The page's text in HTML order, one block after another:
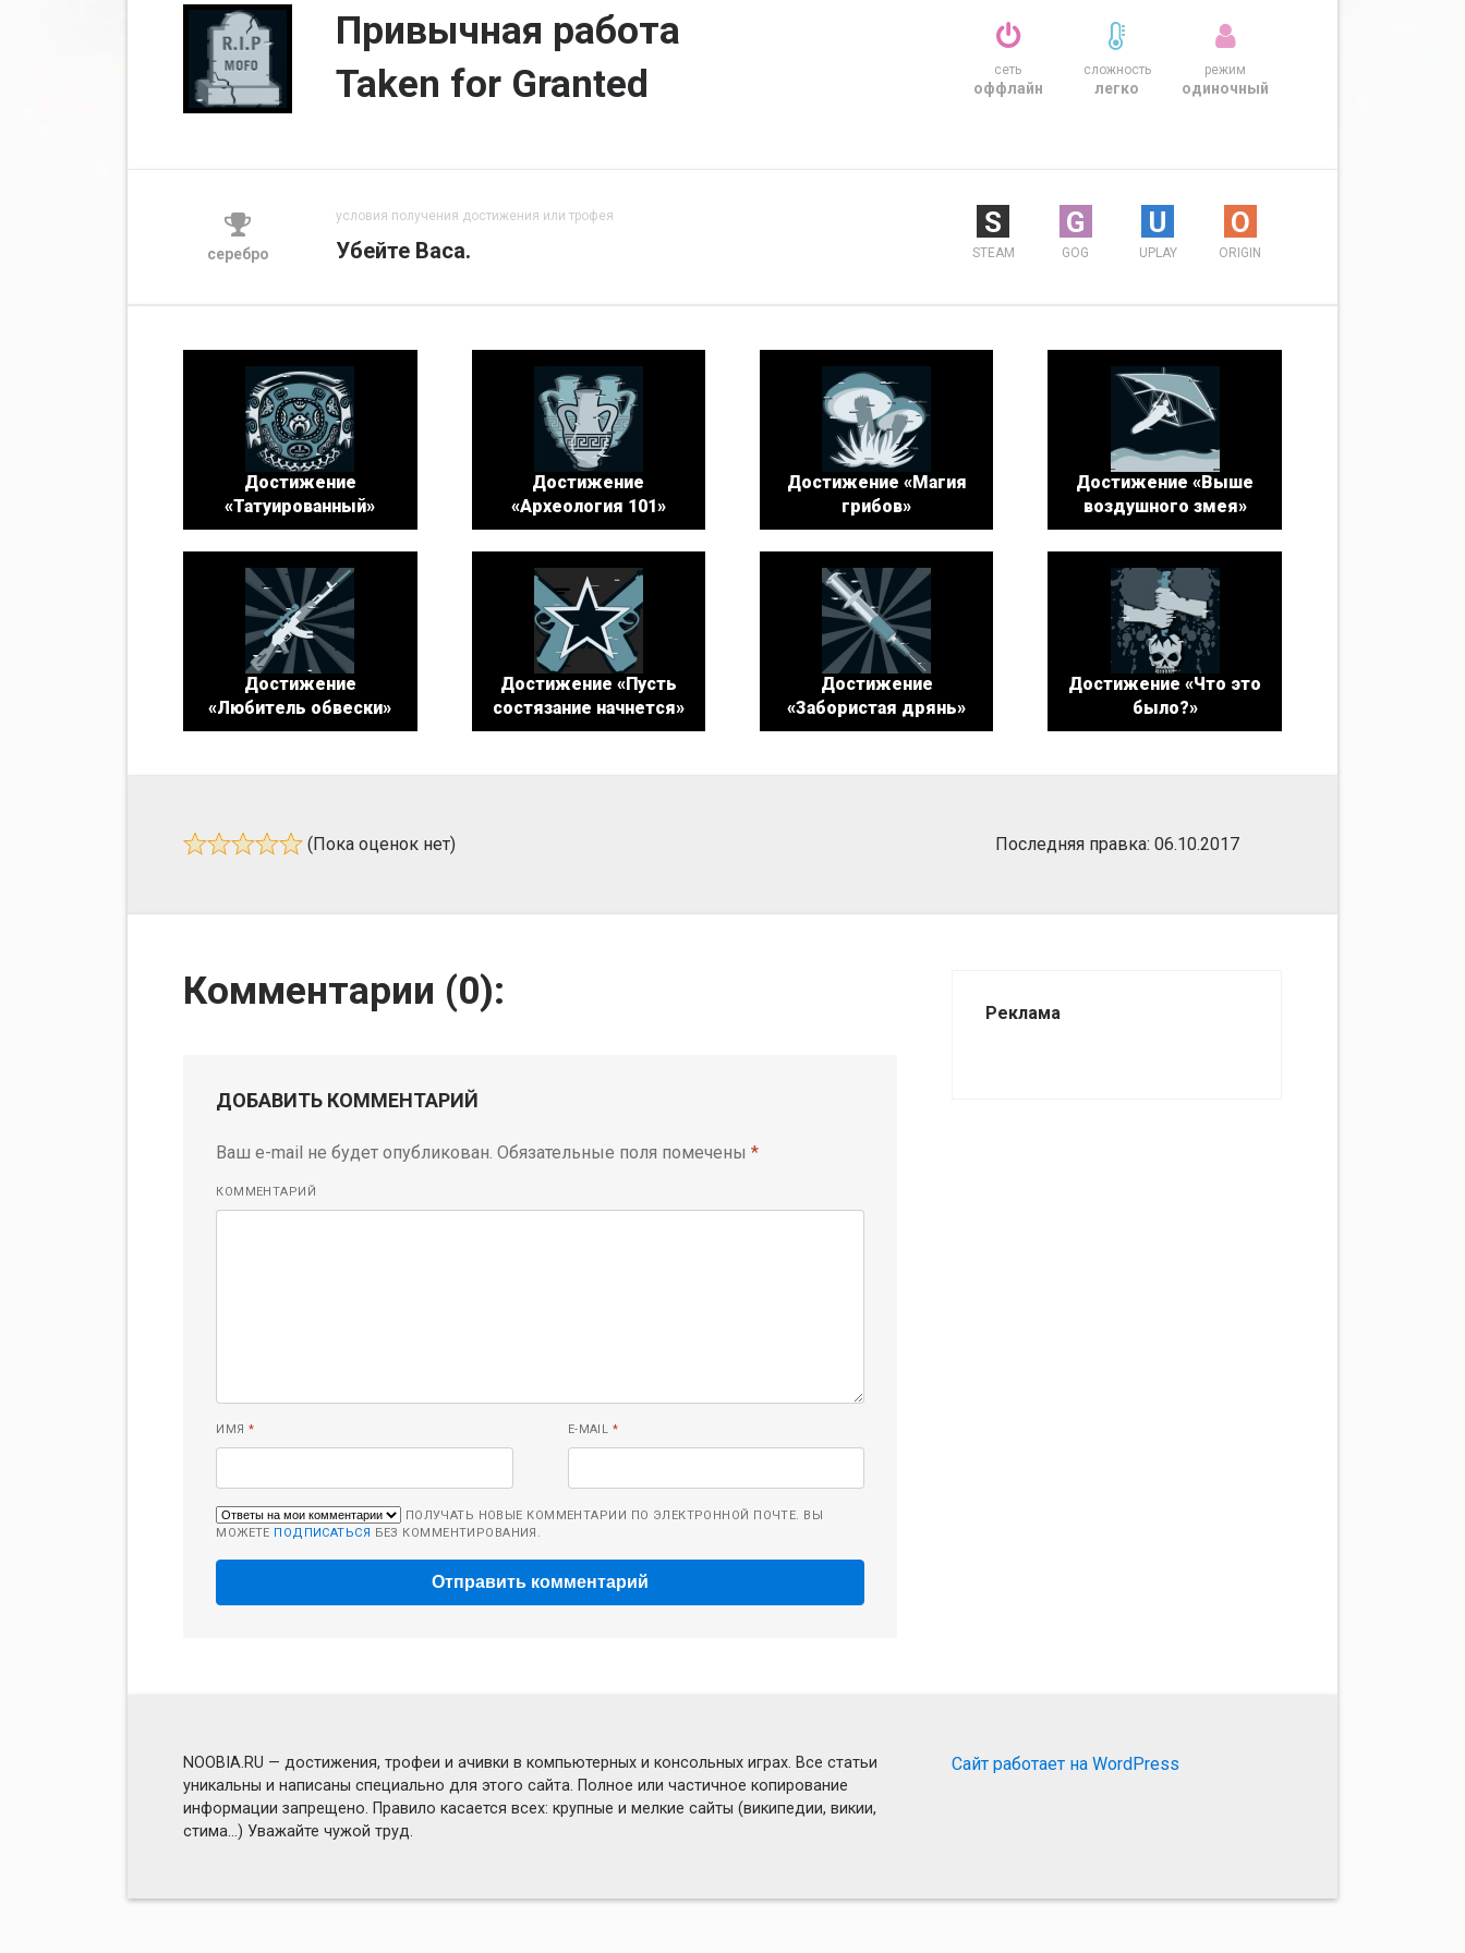
Привычная работа
Taken for Granted
сеть
оффлайн
сложность
легко
режим
одиночный
серебро
условия получения достижения или трофея
Убейте Васа.
S
STEAM
G
GOG
U
UPLAY
O
ORIGIN
Достижение
«Татуированный»
Достижение
«Археология 101»
Достижение «Магия
грибов»
Достижение «Выше
воздушного змея»
Достижение
«Любитель обвески»
Достижение «Пусть
состязание начнется»
Достижение
«Забористая дрянь»
Достижение «Что это
было?»
(Пока оценок нет) Последняя правка: 06.10.2017
Комментарии (0):
ДОБАВИТЬ КОММЕНТАРИЙ
Ваш e-mail не будет опубликован. Обязательные поля помечены*
КОММЕНТАРИЙ
ИМЯ * E-MAIL *
ПОЛУЧАТЬ НОВЫЕ КОММЕНТАРИИ ПО ЭЛЕКТРОННОЙ ПОЧТЕ. ВЫ
МОЖЕТЕ ПОДПИСАТЬСЯ БЕЗ КОММЕНТИРОВАНИЯ.
Реклама
NOOBIA.RU — достижения, трофеи и ачивки в компьютерных и консольных играх. Все статьи
уникальны и написаны специально для этого сайта. Полное или частичное копирование
информации запрещено. Правило касается всех: крупные и мелкие сайты (википедии, викии,
стима...) Уважайте чужой труд.
Сайт работает на WordPress